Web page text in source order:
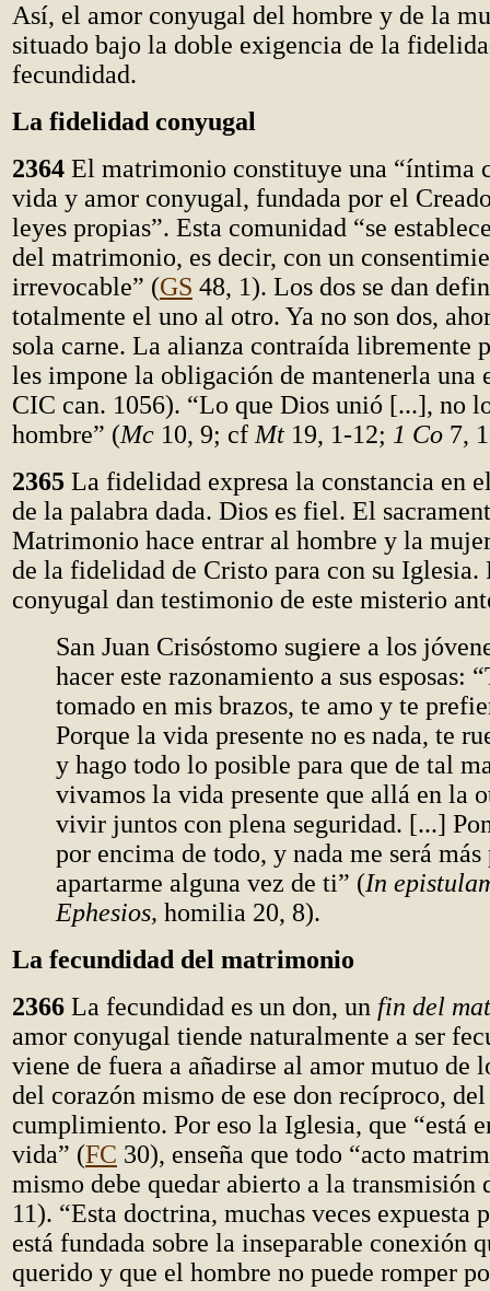
Así, el amor conyugal del hombre y de la
situado bajo la doble exigencia de la
fecundidad.
La fidelidad conyugal
2364 El matrimonio constituye una “íntima
vida y amor conyugal, fundada por el
leyes propias”. Esta comunidad “se
del matrimonio, es decir, con un
irrevocable” (GS 48, 1). Los dos se dan
totalmente el uno al otro. Ya no son dos,
sola carne. La alianza contraída libremente
les impone la obligación de mantenerla una
CIC can. 1056). “Lo que Dios unió [...], no
hombre” (Mc 10, 9; cf Mt 19, 1-12; 1 Co 7,
2365 La fidelidad expresa la constancia en
de la palabra dada. Dios es fiel. El
Matrimonio hace entrar al hombre y la
de la fidelidad de Cristo para con su Iglesia.
conyugal dan testimonio de este misterio
San Juan Crisóstomo sugiere a los
hacer este razonamiento a sus esposas:
tomado en mis brazos, te amo y te
Porque la vida presente no es nada, te
y hago todo lo posible para que de tal
vivamos la vida presente que allá en la
vivir juntos con plena seguridad. [...]
por encima de todo, y nada me será más
apartarme alguna vez de ti” (In
Ephesios, homilia 20, 8).
La fecundidad del matrimonio
2366 La fecundidad es un don, un fin del
amor conyugal tiende naturalmente a ser
viene de fuera a añadirse al amor mutuo de
del corazón mismo de ese don recíproco,
cumplimiento. Por eso la Iglesia, que “está
vida” (FC 30), enseña que todo “acto
mismo debe quedar abierto a la transmisión
11). “Esta doctrina, muchas veces expuesta
está fundada sobre la inseparable conexión
querido y que el hombre no puede romper